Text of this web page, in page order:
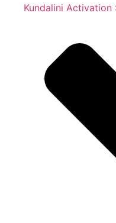
Kundalini Activation